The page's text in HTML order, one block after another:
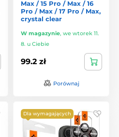
Max / 15 Pro / Max / 16
Pro / Max / 17 Pro / Max,
crystal clear
W magazynie, we wtorek 11.
8. u Ciebie
99.2 zł
Porównaj
Dla wymagających